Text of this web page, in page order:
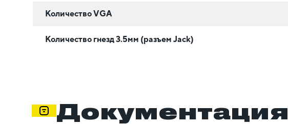
Количество VGA
Количество гнезд 3.5мм (разъем Jack)
Документация